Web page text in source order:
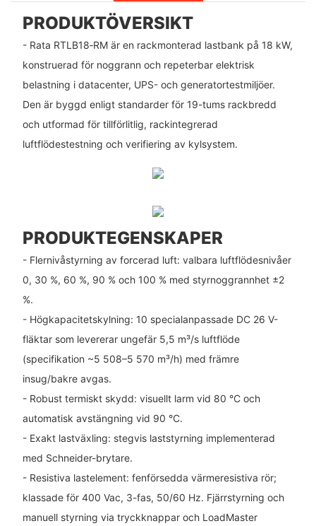
PRODUKTÖVERSIKT
- Rata RTLB18‑RM är en rackmonterad lastbank på 18 kW,
konstruerad för noggrann och repeterbar elektrisk
belastning i datacenter, UPS- och generatortestmiljöer.
Den är byggd enligt standarder för 19-tums rackbredd
och utformad för tillförlitlig, rackintegrerad
luftflödestestning och verifiering av kylsystem.
PRODUKTEGENSKAPER
- Flernivåstyrning av forcerad luft: valbara luftflödesnivåer
0, 30 %, 60 %, 90 % och 100 % med styrnoggrannhet ±2
%.
- Högkapacitetskylning: 10 specialanpassade DC 26 V-
fläktar som levererar ungefär 5,5 m³/s luftflöde
(specifikation ~5 508–5 570 m³/h) med främre
insug/bakre avgas.
- Robust termiskt skydd: visuellt larm vid 80 °C och
automatisk avstängning vid 90 °C.
- Exakt lastväxling: stegvis laststyrning implementerad
med Schneider-brytare.
- Resistiva lastelement: fenförsedda värmeresistiva rör;
klassade för 400 Vac, 3-fas, 50/60 Hz. Fjärrstyrning och
manuell styrning via tryckknappar och LoadMaster